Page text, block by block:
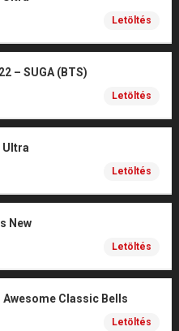
Letöltés
– SUGA (BTS)
Letöltés
Ultra
Letöltés
New
Letöltés
Classic Bells
Letöltés